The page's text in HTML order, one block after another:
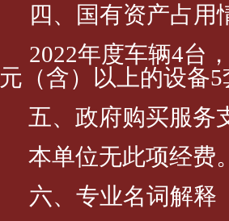
四、国有资产占用
2022年度车辆4台
元（含）以上的设备5
五、政府购买服务
本单位无此项经费
六、专业名词解释